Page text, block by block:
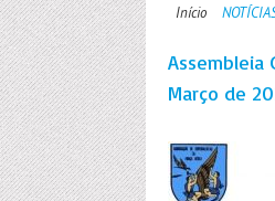
Início
Assembleia
Março de